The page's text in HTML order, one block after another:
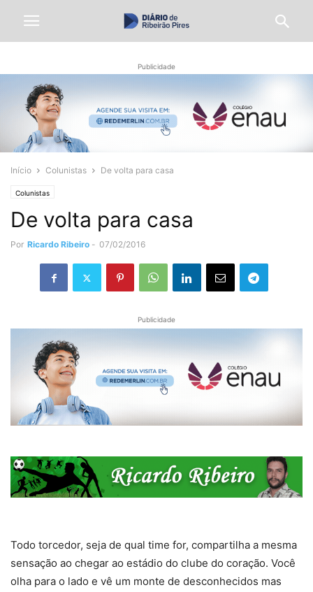
Publicidade
Início Colunistas De volta para casa
Colunistas
De volta para casa
Por Ricardo Ribeiro - 07/02/2016
Publicidade
Todo torcedor, seja de qual time for, compartilha a mesma
sensação ao chegar ao estádio do clube do coração. Você
olha para o lado e vê um monte de desconhecidos mas